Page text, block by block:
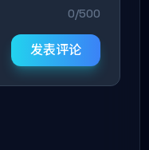
0/500
发表评论